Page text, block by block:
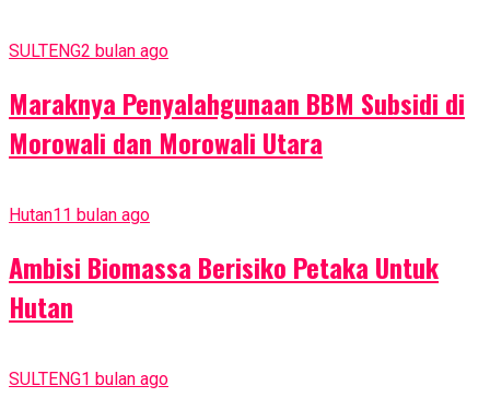
SULTENG2 bulan ago
Maraknya Penyalahgunaan BBM Subsidi di
Morowali dan Morowali Utara
Hutan11 bulan ago
Ambisi Biomassa Berisiko Petaka Untuk
Hutan
SULTENG1 bulan ago